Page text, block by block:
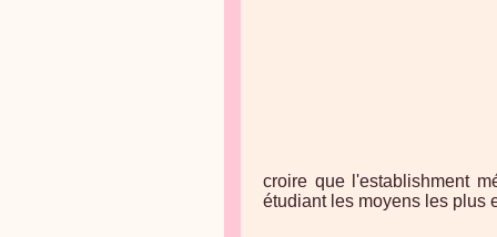
croire que l'establishment
étudiant les moyens les plus